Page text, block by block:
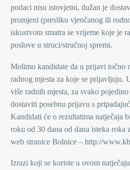
podaci nisu istovjetni, dužan je
promjeni (presliku vjenčanog ili
iskustvom smatra se vrijeme koje je
poslove u struci/stručnoj spremi.
Molimo kandidate da u prijavi točno
radnog mjesta za koje se prijavljuju.
više radnih mjesta, za svako
dostaviti posebnu prijavu s
Kandidati će o rezultatima natječaja
roku od 30 dana od dana isteka roka
web stranice Bolnice – http://
Izrazi koji se koriste u ovom